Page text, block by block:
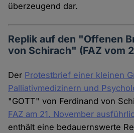
überzeugend dar.
Replik auf den "Offenen
von Schirach" (FAZ vom
Der Protestbrief einer kleinen
Palliativmedizinern und
"GOTT" von Ferdinand von
FAZ am 21. November
enthält eine bedauernswerte